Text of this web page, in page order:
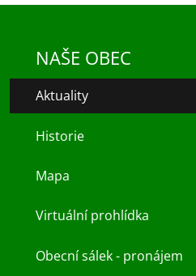
NAŠE OBEC
Aktuality
Historie
Mapa
Virtuální prohlídka
Obecní sálek - pronájem